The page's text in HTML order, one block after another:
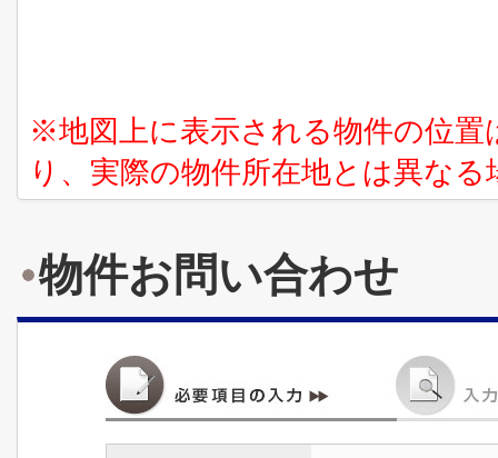
※地図上に表示される物件の位
り、実際の物件所在地とは異な
物件お問い合わせ